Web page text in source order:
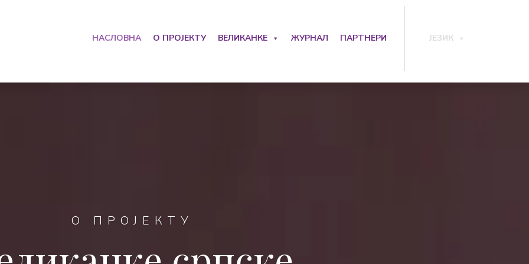
НАСЛОВНА О ПРОЈЕКТУ ВЕЛИКАНКЕ ЖУРНАЛ ПАРТНЕРИ ЈЕЗИК
О ПРОЈЕКТУ